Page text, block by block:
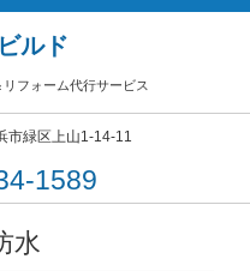
ルド
フォーム代行サービス
緑区上山1-14-11
1589
水